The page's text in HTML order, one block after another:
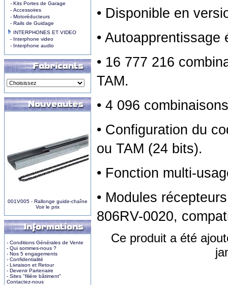
- Kits Portes de Garage
- Accessoires
- Motoréducteurs
- Rails de Guidage
INTERPHONES ET VIDEO
- Interphone video
- Interphone audio
001V005 - Rallonge guide-chaîne
Voir le prix
- Conditions Générales de Vente
- Qui sommes-nous ?
- Nos 5 engagements
- Confidentialité
- Livraison et Retour
- Devenir Partenaire
- Sites "filière bâtiment"
Contactez-nous
• Disponible en
• Autoapprentissage
• 16 777 216
TAM.
• 4 096
• Configuration du
ou TAM (24 bits).
• Fonction multi-
• Modules
806RV-0020,
Ce produit a été